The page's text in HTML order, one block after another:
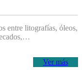
entre litografías, óleos,
Ver más